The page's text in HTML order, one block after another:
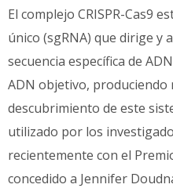
El complejo CRISPR-Cas9
único (sgRNA) que dirige y
secuencia específica de
ADN objetivo, produciendo
descubrimiento de este
utilizado por los
recientemente con el
concedido a Jennifer